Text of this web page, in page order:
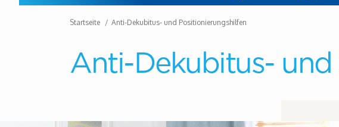
Startseite Anti-Dekubitus- und Positionierungshilfen
Anti-Dekubitus- und